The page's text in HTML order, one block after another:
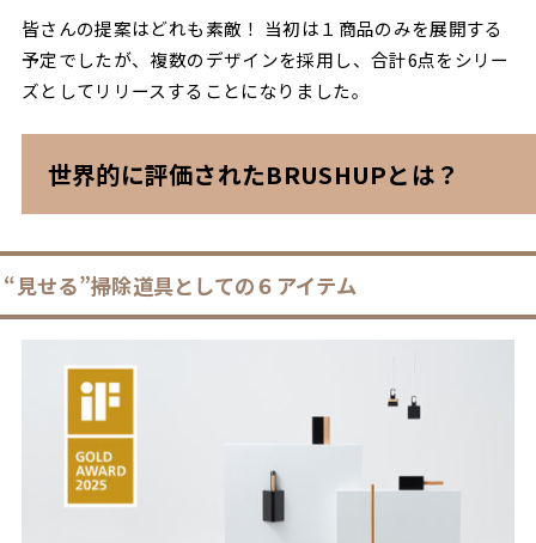
皆さんの提案はどれも素敵！ 当初は１商品のみを展開する
予定でしたが、複数のデザインを採用し、合計6点をシリー
ズとしてリリースすることになりました。
世界的に評価されたBRUSHUPとは？
“見せる”掃除道具としての６アイテム